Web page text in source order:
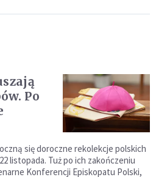
Po
się doroczne rekolekcje polskich
listopada. Tuż po ich zakończeniu
Konferencji Episkopatu Polski,